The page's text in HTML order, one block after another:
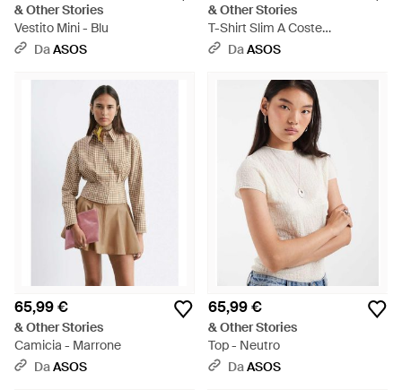
& Other Stories
Vestito Mini - Blu
DaASOS
& Other Stories
T-Shirt Slim A Coste
Morbidissima A Righe Nere -
DaASOS
65,99 €
& Other Stories
Camicia - Marrone
DaASOS
65,99 €
& Other Stories
Top - Neutro
DaASOS